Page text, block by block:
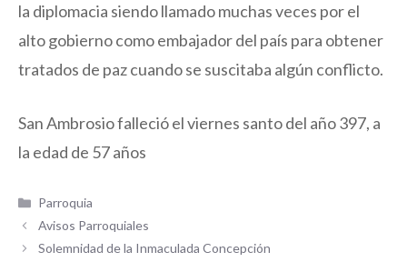
la diplomacia siendo llamado muchas veces por el
alto gobierno como embajador del país para obtener
tratados de paz cuando se suscitaba algún conflicto.
San Ambrosio falleció el viernes santo del año 397, a
la edad de 57 años
Categorías
Parroquia
Avisos Parroquiales
Solemnidad de la Inmaculada Concepción